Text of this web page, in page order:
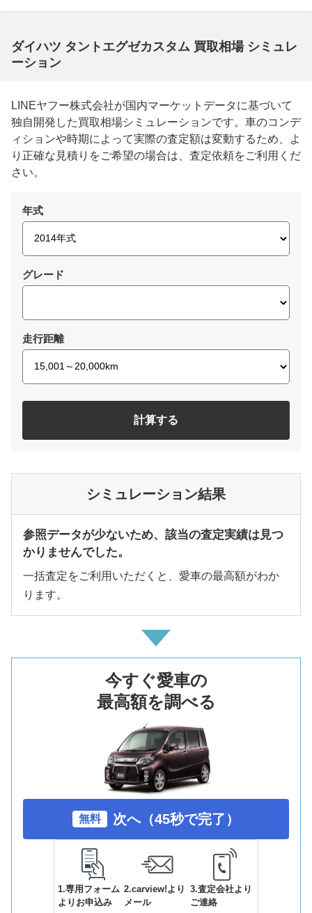
ダイハツ タントエグゼカスタム 買取相場 シミュレ
ーション
LINEヤフー株式会社が国内マーケットデータに基づいて
独自開発した買取相場シミュレーションです。車のコンデ
ィションや時期によって実際の査定額は変動するため、よ
り正確な見積りをご希望の場合は、査定依頼をご利用くだ
さい。
年式
グレード
走行距離
計算する
シミュレーション結果
参照データが少ないため、該当の査定実績は見つ
かりませんでした。
一括査定をご利用いただくと、愛車の最高額がわか
ります。
今すぐ愛車の
最高額を調べる
無料 次へ（45秒で完了）
1.専用フォーム
よりお申込み
2.carview!より
メール
3.査定会社より
ご連絡